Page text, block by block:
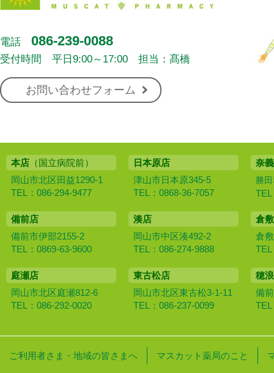
電話 086-239-0088
受付時間 平日9:00～17:00 担当：髙橋
お問い合わせフォーム
本店 （国立病院前）
岡山市北区田益1290-1
TEL：086-294-9477
日本原店
津山市日本原345-5
TEL：0868-36-7057
奈
勝
TEL
備前店
備前市伊部2155-2
TEL：0869-63-9600
湊店
岡山市中区湊492-2
TEL：086-274-9888
倉
倉
TEL
庭瀬店
岡山市北区庭瀬812-6
TEL：086-292-0020
東古松店
岡山市北区東古松3-1-11
TEL：086-237-0099
穂
備
TEL
ご利用者さま・地域の皆さまへ マスカット薬局のこと